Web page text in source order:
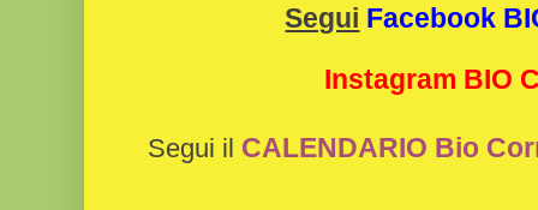
Segui Facebook
Instagram BIO
Segui il CALENDARIO Bio